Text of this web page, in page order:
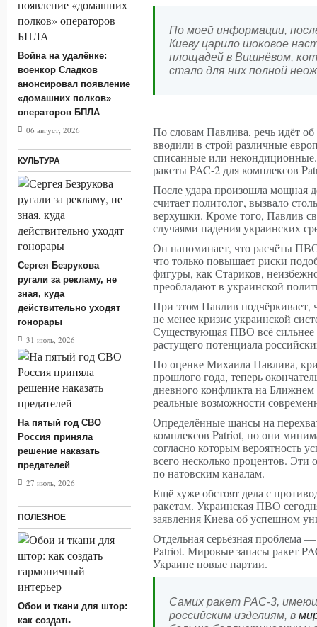
По моей информации,
Киеву царило шоковое
площадей в Вишнёвом,
стало для них полной
По словам Павлива, речь идёт
вводили в строй различные
списанные или
ракеты PAC-2 для комплексов
После удара произошла мощная
считает политолог, вызвало
верхушки. Кроме того, Павлив
случаями падения украинских
Он напоминает, что расчёты
что только повышает риски
фигуры, как Стариков,
преобладают в украинской
При этом Павлив подчёркивает,
не менее кризис украинской
Существующая ПВО всё сильнее
растущего потенциала
По оценке Михаила Павлива,
прошлого года, теперь
дневного конфликта на
реальные возможности
Определённые шансы на
комплексов Patriot, но они
согласно которым вероятность
всего несколько процентов.
по натовским каналам.
Ещё хуже обстоят дела с
ракетам. Украинская ПВО
заявления Киева об успешном
Отдельная серьёзная проблема
Patriot. Мировые запасы ракет
Украине новые партии.
Самих ракет PAC-3,
российским изделиям, в
Война на удалёнке:
военкор Сладков
анонсировал появление
«домашних полков»
операторов БПЛА
06 август, 2026
КУЛЬТУРА
Сергея Безрукова
ругали за рекламу, не
зная, куда
действительно уходят
гонорары
31 июль, 2026
На пятый год СВО
Россия приняла
решение наказать
предателей
27 июль, 2026
ПОЛЕЗНОЕ
Обои и ткани для штор:
как создать